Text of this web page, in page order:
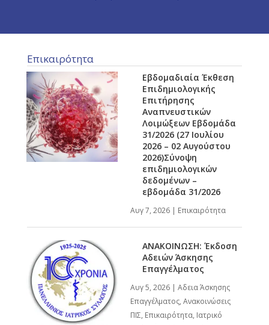
Επικαιρότητα
Εβδομαδιαία Έκθεση
Επιδημιολογικής
Επιτήρησης
Αναπνευστικών
Λοιμώξεων Εβδομάδα
31/2026 (27 Ιουλίου
2026 – 02 Αυγούστου
2026)Σύνοψη
επιδημιολογικών
δεδομένων –
εβδομάδα 31/2026
Αυγ 7, 2026| Επικαιρότητα
ΑΝΑΚΟΙΝΩΣΗ: Έκδοση
Αδειών Άσκησης
Επαγγέλματος
Αυγ 5, 2026| Αδεια Άσκησης
Επαγγέλματος, Ανακοινώσεις
ΠΙΣ, Επικαιρότητα, Ιατρικό